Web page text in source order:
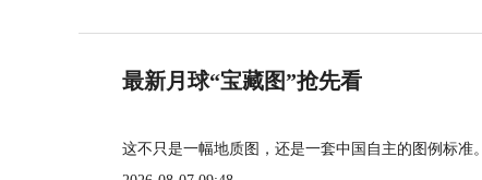
最新月球“宝藏图”抢先看
这不只是一幅地质图，还是一套中国自主的图例标准。